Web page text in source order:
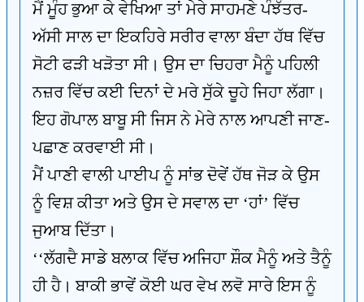
ਮੈਂ ਮੂੰਹ ਭੁਆ ਕੇ ਵੇਖਿਆ ਤਾਂ ਮੇਰੇ ਸਾਹਮਣੇ ਪੰਝੱਤਰ-
ਅੱਸੀ ਸਾਲ ਦਾ ਇਕਹਿਰੇ ਸਰੀਰ ਵਾਲਾ ਬੰਦਾ ਹੱਥ ਵਿੱਚ
ਸੋਟੀ ਫੜੀ ਖੜੋਤਾ ਸੀ। ਉਸ ਦਾ ਚਿਹਰਾ ਮੈਨੂੰ ਪਹਿਲੀ
ਨਜ਼ਰ ਵਿੱਚ ਕਈ ਦਿਨਾਂ ਦੇ ਮਰੇ ਸੁੱਕੇ ਚੂਹੇ ਜਿਹਾ ਲੱਗਾ।
ਇਹ ਗੋਪਾਲ ਬਾਬੂ ਸੀ ਜਿਸ ਨੇ ਮੇਰੇ ਨਾਲ ਆਪਣੀ ਜਾਣ-
ਪਛਾਣ ਕਰਵਾਈ ਸੀ।
ਮੈਂ ਪਾਣੀ ਵਾਲੀ ਪਾਈਪ ਨੂੰ ਸਾਂਭ ਦੋਵੇਂ ਹੱਥ ਜੋੜ ਕੇ ਉਸ
ਨੂੰ ਵਿਸ਼ ਕੀਤਾ ਅਤੇ ਉਸ ਦੇ ਸਵਾਲ ਦਾ ‘ਹਾਂ’ ਵਿੱਚ
ਜੁਆਬ ਦਿੱਤਾ।
‘‘ਲੱਗਦੈ ਸਾਡੇ ਬਲਾਕ ਵਿੱਚ ਅਜਿਹਾ ਸ਼ੌਕ ਮੈਨੂੰ ਅਤੇ ਤੈਨੂੰ
ਹੀ ਹੈ। ਬਾਕੀ ਭਾਵੇਂ ਕੋਈ ਘਰ ਵੇਖ ਲਵੋ ਸਾਰੇ ਇਸ ਨੂੰ